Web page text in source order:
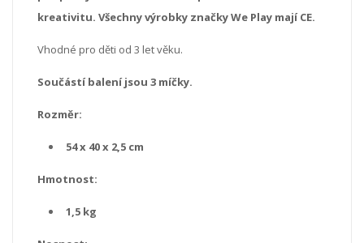
kreativitu. Všechny výrobky značky We Play mají CE.
Vhodné pro děti od 3 let věku.
Součástí balení jsou 3 míčky.
Rozměr:
54 x 40 x 2,5 cm
Hmotnost:
1,5 kg